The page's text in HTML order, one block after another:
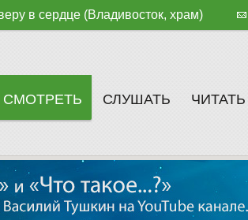
в сердце (Владивосток, храм)
СМОТРЕТЬ СЛУШАТЬ ЧИТАТЬ